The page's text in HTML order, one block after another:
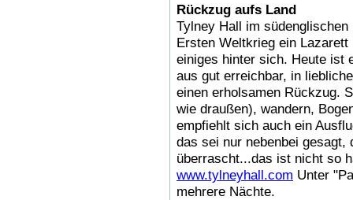
Rückzug aufs Land
Tylney Hall im
Ersten Weltkrieg ein
einiges hinter sich. Heute ist
aus gut erreichbar, in
einen erholsamen Rückzug.
wie draußen), wandern,
empfiehlt sich auch ein
das sei nur nebenbei
überrascht...das ist nicht so
www.tylneyhall.com Unter
mehrere Nächte.